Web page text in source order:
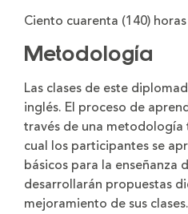
Ciento cuarenta (140) horas
Metodología
Las clases de este
inglés. El proceso de
través de una
cual los participantes se
básicos para la enseñanza
desarrollarán propuestas
mejoramiento de sus clases.